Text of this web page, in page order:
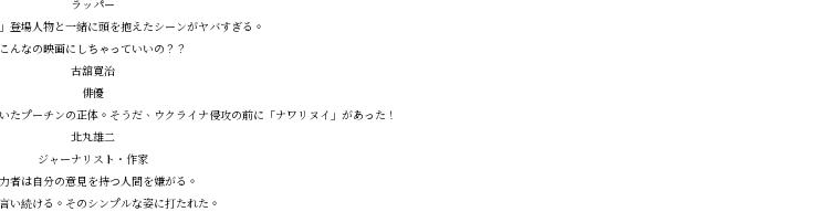
ラッパー
登場人物と一緒に頭を抱えたシーンがヤバすぎる。
こんなの映画にしちゃっていいの？？
古舘寛治
俳優
たプーチンの正体。そうだ、ウクライナ侵攻の前に「ナワリヌイ」があった！
北丸雄二
ジャーナリスト・作家
者は自分の意見を持つ人間を嫌がる。
い続ける。そのシンプルな姿に打たれた。